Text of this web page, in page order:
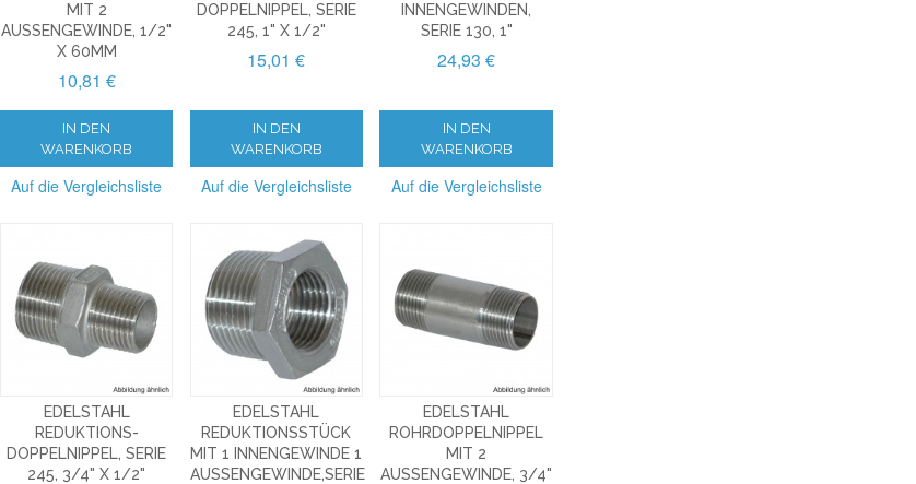
MIT 2
AUSSENGEWINDE, 1/2" X
60MM
10,81 €
IN DEN
WARENKORB
Auf die Vergleichsliste
DOPPELNIPPEL, SERIE
245, 1" X 1/2"
15,01 €
IN DEN
WARENKORB
Auf die Vergleichsliste
INNENGEWINDEN,
SERIE 130, 1"
24,93 €
IN DEN
WARENKORB
Auf die Vergleichsliste
EDELSTAHL
REDUKTIONS-
DOPPELNIPPEL, SERIE
245, 3/4" X 1/2"
EDELSTAHL
REDUKTIONSSTÜCK
MIT 1 INNENGEWINDE 1
AUSSENGEWINDE,SERIE 2
EDELSTAHL
ROHRDOPPELNIPPEL
MIT 2
AUSSENGEWINDE, 3/4" X